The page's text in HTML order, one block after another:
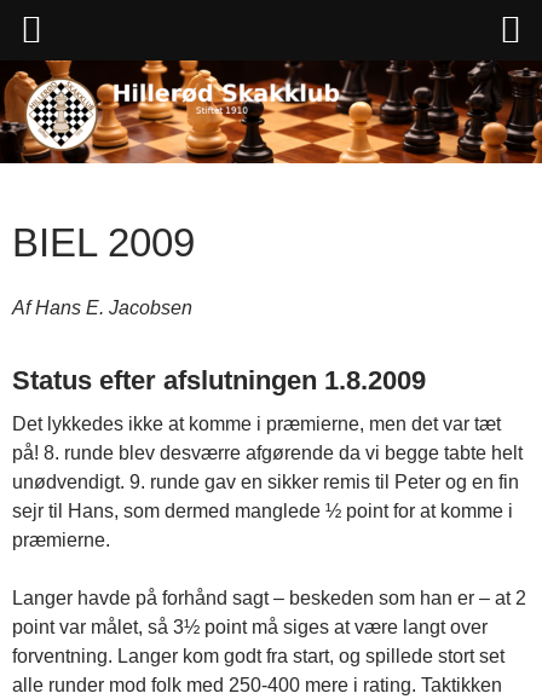
Hop
til
indhold
BIEL 2009
Af Hans E. Jacobsen
Status efter afslutningen 1.8.2009
Det lykkedes ikke at komme i præmierne, men det var tæt
på! 8. runde blev desværre afgørende da vi begge tabte helt
unødvendigt. 9. runde gav en sikker remis til Peter og en fin
sejr til Hans, som dermed manglede ½ point for at komme i
præmierne.
Langer havde på forhånd sagt – beskeden som han er – at 2
point var målet, så 3½ point må siges at være langt over
forventning. Langer kom godt fra start, og spillede stort set
alle runder mod folk med 250-400 mere i rating. Taktikken